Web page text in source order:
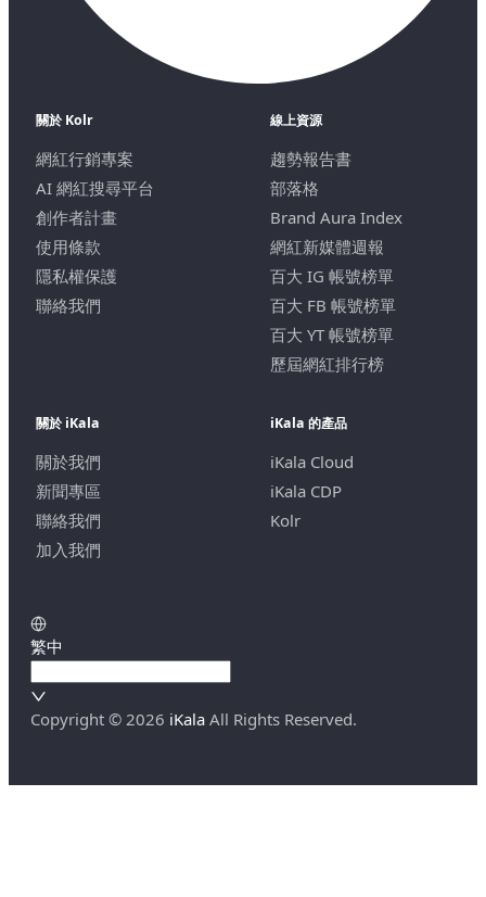
關於 Kolr
網紅行銷專案
AI 網紅搜尋平台
創作者計畫
使用條款
隱私權保護
聯絡我們
線上資源
趨勢報告書
部落格
Brand Aura Index
網紅新媒體週報
百大 IG 帳號榜單
百大 FB 帳號榜單
百大 YT 帳號榜單
歷屆網紅排行榜
關於 iKala
關於我們
新聞專區
聯絡我們
加入我們
iKala 的產品
iKala Cloud
iKala CDP
Kolr
繁中
Copyright © 2026 iKala All Rights Reserved.